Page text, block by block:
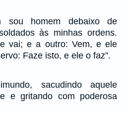
sou homem debaixo de
às minhas ordens.
vai; e a outro: Vem, e ele
Faze isto, e ele o faz”.
sacudindo aquele
e gritando com poderosa